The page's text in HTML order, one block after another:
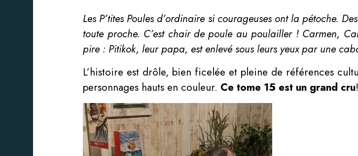
Les P’tites Poules d’ordinaire si courageuses ont la pétoche.
toute proche. C’est chair de poule au poulailler ! Carmen,
pire : Pitikok, leur papa, est enlevé sous leurs yeux par une
L’histoire est drôle, bien ficelée et pleine de références
personnages hauts en couleur. Ce tome 15 est un grand cru!